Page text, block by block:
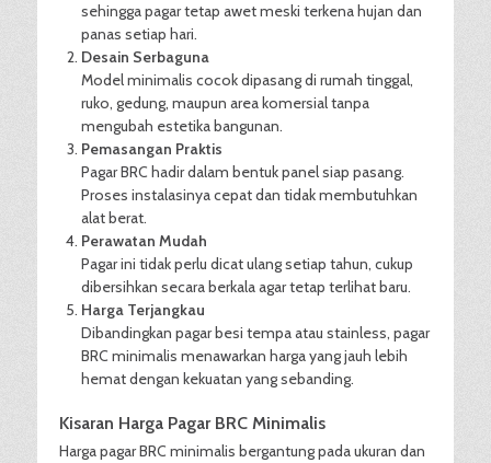
sehingga pagar tetap awet meski terkena hujan dan
panas setiap hari.
Desain Serbaguna
Model minimalis cocok dipasang di rumah tinggal,
ruko, gedung, maupun area komersial tanpa
mengubah estetika bangunan.
Pemasangan Praktis
Pagar BRC hadir dalam bentuk panel siap pasang.
Proses instalasinya cepat dan tidak membutuhkan
alat berat.
Perawatan Mudah
Pagar ini tidak perlu dicat ulang setiap tahun, cukup
dibersihkan secara berkala agar tetap terlihat baru.
Harga Terjangkau
Dibandingkan pagar besi tempa atau stainless, pagar
BRC minimalis menawarkan harga yang jauh lebih
hemat dengan kekuatan yang sebanding.
Kisaran Harga Pagar BRC Minimalis
Harga pagar BRC minimalis bergantung pada ukuran dan